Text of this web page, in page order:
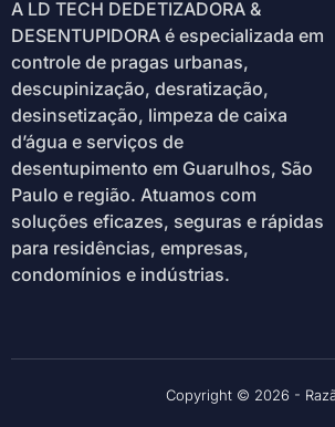
A LD TECH DEDETIZADORA &
DESENTUPIDORA é especializada em
controle de pragas urbanas,
descupinização, desratização,
desinsetização, limpeza de caixa
d’água e serviços de
desentupimento em Guarulhos, São
Paulo e região. Atuamos com
soluções eficazes, seguras e rápidas
para residências, empresas,
condomínios e indústrias.
Copyright © 2026 -